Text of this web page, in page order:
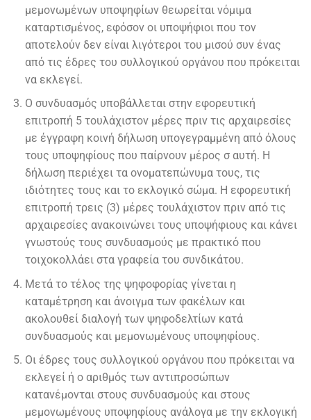
μεμονωμένων υποψηφίων θεωρείται νόμιμα
καταρτισμένος, εφόσον οι υποψήφιοι που τον
αποτελούν δεν είναι λιγότεροι του μισού συν ένας
από τις έδρες του συλλογικού οργάνου που πρόκειται
να εκλεγεί.
Ο συνδυασμός υποβάλλεται στην εφορευτική
επιτροπή 5 τουλάχιστον μέρες πριν τις αρχαιρεσίες
με έγγραφη κοινή δήλωση υπογεγραμμένη από όλους
τους υποψηφίους που παίρνουν μέρος σ αυτή. Η
δήλωση περιέχει τα ονοματεπώνυμα τους, τις
ιδιότητες τους και το εκλογικό σώμα. Η εφορευτική
επιτροπή τρεις (3) μέρες τουλάχιστον πριν από τις
αρχαιρεσίες ανακοινώνει τους υποψήφιους και κάνει
γνωστούς τους συνδυασμούς με πρακτικό που
τοιχοκολλάει στα γραφεία του συνδικάτου.
Μετά το τέλος της ψηφοφορίας γίνεται η
καταμέτρηση και άνοιγμα των φακέλων και
ακολουθεί διαλογή των ψηφοδελτίων κατά
συνδυασμούς και μεμονωμένους υποψηφίους.
Οι έδρες τους συλλογικού οργάνου που πρόκειται να
εκλεγεί ή ο αριθμός των αντιπροσώπων
κατανέμονται στους συνδυασμούς και στους
μεμονωμένους υποψηφίους ανάλογα με την εκλογική